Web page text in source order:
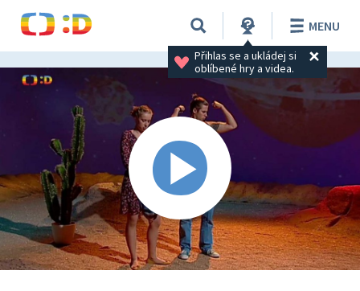
Přihlas se a ukládej si
oblíbené hry a videa.
MENU